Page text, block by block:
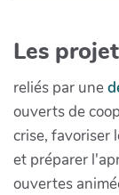
Les
reliés par une
ouverts de
crise, favoriser
et préparer
ouvertes